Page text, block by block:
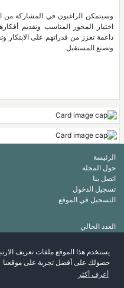
يستخدم هذا الموقع ملفات تعريف
حصولك على أفضل تجربة على موقعنا
أعرف أكثر
وسيتمكن الراغبون في المشاركة
اختيار المحور المناسب وتقديم
داعمة تعزز من قدراتهم على الابتكار
وتصنع المستقبل.
الرئيسة
حول المجلة
اتصل بنا
تسجيل الدخول
التسجيل في الموقع
العدد الحالي
قائمة الكلمات الرئيسة
قائمة المؤلفين